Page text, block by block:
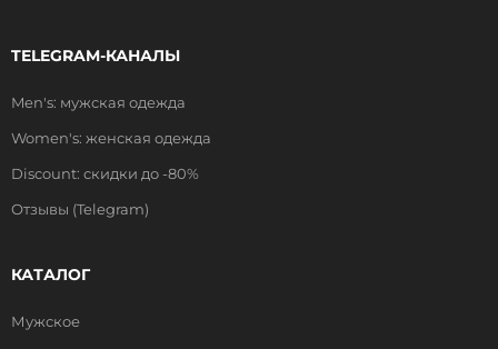
TELEGRAM-КАНАЛЫ
Men's: мужская одежда
Women's: женская одежда
Discount: скидки до -80%
Отзывы (Telegram)
КАТАЛОГ
Мужское